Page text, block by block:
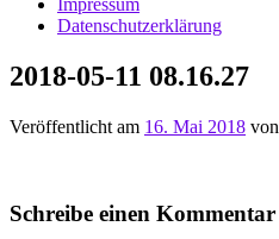
Impressum
Datenschutzerklärung
2018-05-11 08.16.27
Veröffentlicht am 16. Mai 2018 von
Schreibe einen Kommentar